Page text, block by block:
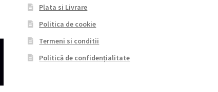
Plata si Livrare
Politica de cookie
Termeni si conditii
Politică de confidențialitate